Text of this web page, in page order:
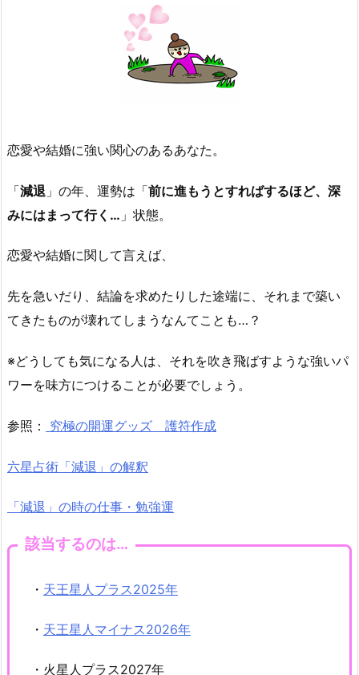
恋愛や結婚に強い関心のあるあなた。
「減退 」の年、運勢は「前に進もうとすればするほど、深
みにはまって行く… 」状態。
恋愛や結婚に関して言えば、
先を急いだり、結論を求めたりした途端に、それまで築い
てきたものが壊れてしまうなんてことも…？
※どうしても気になる人は、それを吹き飛ばすような強いパ
ワーを味方につけることが必要でしょう。
参照： 究極の開運グッズ 護符作成
六星占術「減退」の解釈
「減退」の時の仕事・勉強運
該当するのは…
・ 天王星人プラス2025年
・ 天王星人マイナス2026年
・火星人プラス2027年